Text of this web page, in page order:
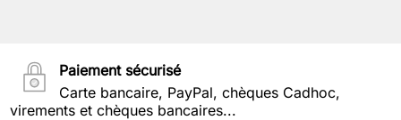
Paiement sécurisé
Carte bancaire, PayPal, chèques Cadhoc,
virements et chèques bancaires...